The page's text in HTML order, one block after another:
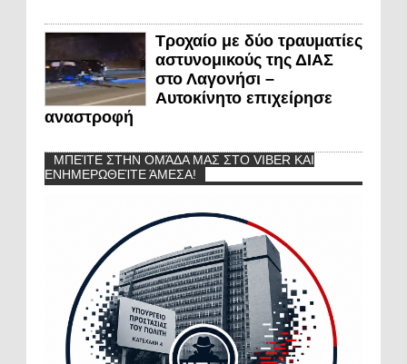
Τροχαίο με δύο τραυματίες
αστυνομικούς της ΔΙΑΣ
στο Λαγονήσι –
Αυτοκίνητο επιχείρησε
αναστροφή
ΜΠΕΊΤΕ ΣΤΗΝ ΟΜΆΔΑ ΜΑΣ ΣΤΟ VIBER ΚΑΙ
ΕΝΗΜΕΡΩΘΕΊΤΕ ΆΜΕΣΑ!